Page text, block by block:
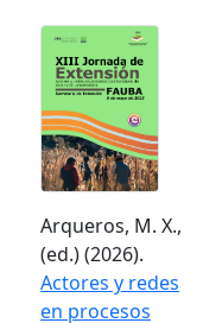
Arqueros, M. X.,
(ed.) (2026).
Actores y redes
en procesos